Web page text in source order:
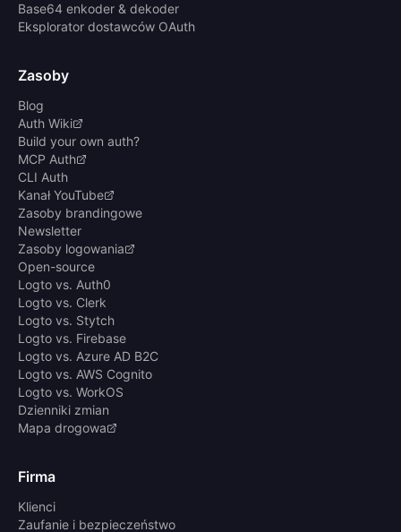
Base64 enkoder & dekoder
Eksplorator dostawców OAuth
Zasoby
Blog
Auth Wiki
Build your own auth?
MCP Auth
CLI Auth
Kanał YouTube
Zasoby brandingowe
Newsletter
Zasoby logowania
Open-source
Logto vs. Auth0
Logto vs. Clerk
Logto vs. Stytch
Logto vs. Firebase
Logto vs. Azure AD B2C
Logto vs. AWS Cognito
Logto vs. WorkOS
Dzienniki zmian
Mapa drogowa
Firma
Klienci
Zaufanie i bezpieczeństwo